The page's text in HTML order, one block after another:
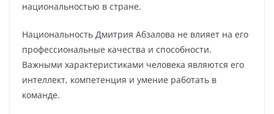
национальностью в стране.
Национальность Дмитрия Абзалова не влияет на его
профессиональные качества и способности.
Важными характеристиками человека являются его
интеллект, компетенция и умение работать в
команде.